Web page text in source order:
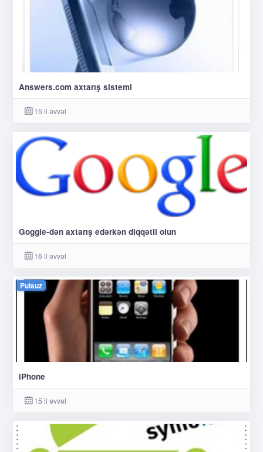
Answers.com axtarış sistemi
15 il əvvəl
Goggle-dən axtarış edərkən diqqətli olun
16 il əvvəl
Pulsuz
iPhone
15 il əvvəl